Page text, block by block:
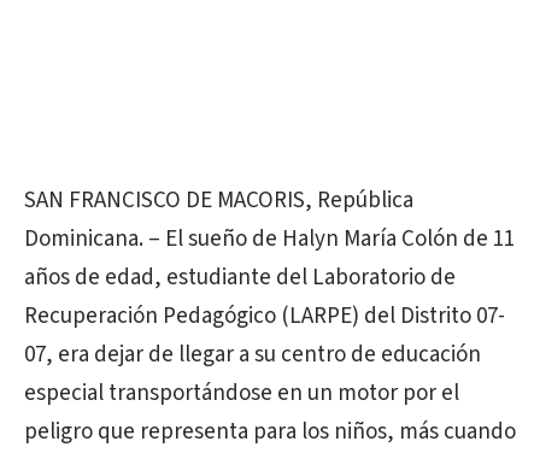
SAN FRANCISCO DE MACORIS, República
Dominicana. – El sueño de Halyn María Colón de 11
años de edad, estudiante del Laboratorio de
Recuperación Pedagógico (LARPE) del Distrito 07-
07, era dejar de llegar a su centro de educación
especial transportándose en un motor por el
peligro que representa para los niños, más cuando